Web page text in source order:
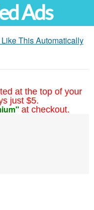
Ads
This Automatically
at the top of your
just $5.
at checkout.